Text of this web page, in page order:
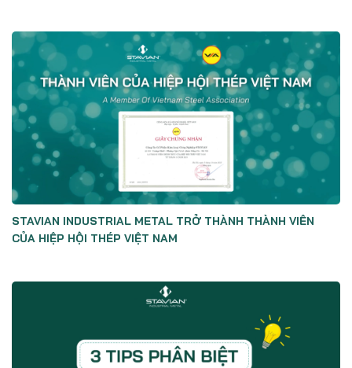
STAVIAN INDUSTRIAL METAL TRỞ THÀNH THÀNH VIÊN
CỦA HIỆP HỘI THÉP VIỆT NAM